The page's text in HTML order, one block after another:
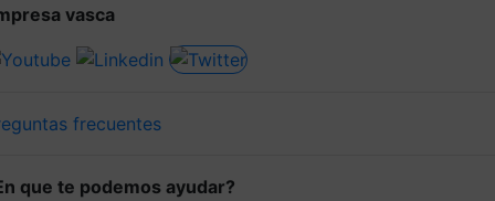
vasca
frecuentes
que te podemos ayudar?